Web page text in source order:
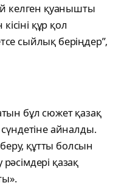
келген қуанышты
құр қол
сыйлық беріңдер”,
бұл сюжет қазақ
айналды.
құтты болсын
қазақ